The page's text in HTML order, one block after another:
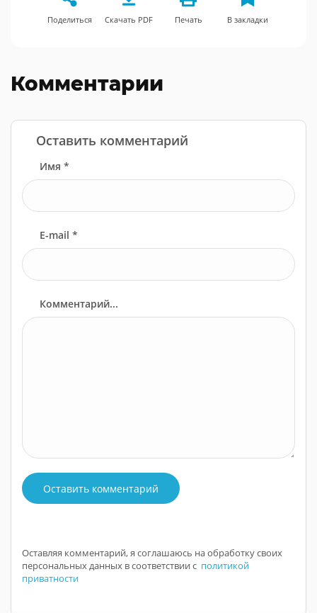
Поделиться Скачать PDF Печать В закладки
Комментарии
Оставить комментарий
Имя *
E-mail *
Комментарий...
Оставить комментарий
Оставляя комментарий, я соглашаюсь на обработку своих
персональных данных в соответствии с политикой
приватности